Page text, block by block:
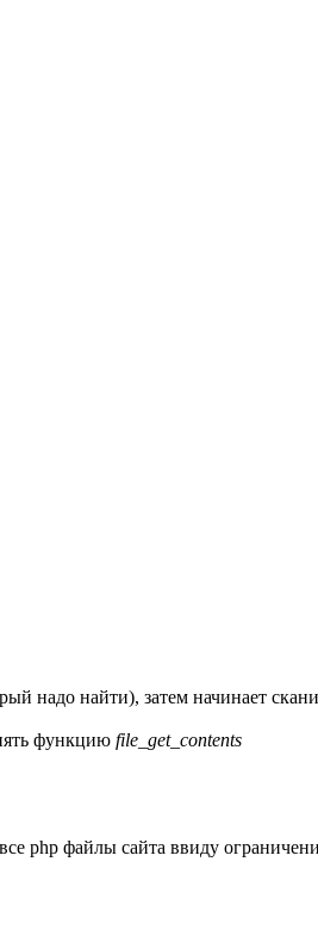
надо найти), затем начинает
функцию file_get_contents
php файлы сайта ввиду